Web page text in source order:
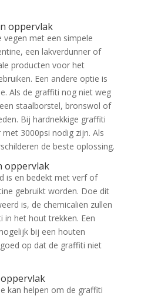
oppervlak
met een simpele
een lakverdunner of
producten voor het
Een andere optie is
Als de graffiti nog niet weg
staalborstel, bronswol of
Bij hardnekkige graffiti
3000psi nodig zijn. Als
de beste oplossing.
oppervlak
is en bedekt met verf of
gebruikt worden. Doe dit
is, de chemicaliën zullen
in het hout trekken. Een
bij een houten
op dat de graffiti niet
kan helpen om de graffiti